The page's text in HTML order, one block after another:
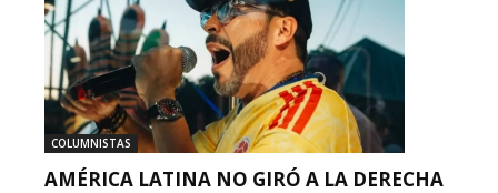
COLUMNISTAS
AMÉRICA LATINA NO GIRÓ A LA DERECHA